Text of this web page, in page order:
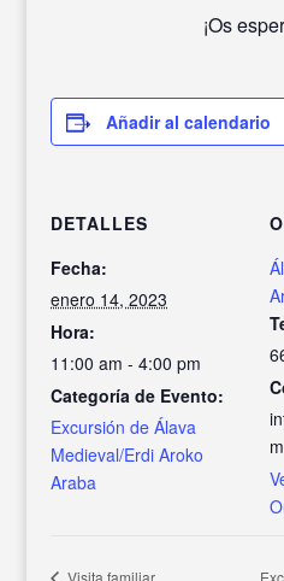
¡Os
Añadir al calendario
DETALLES
Fecha:
enero 14, 2023
Hora:
11:00 am - 4:00 pm
Categoría de Evento:
Excursión de Álava
Medieval/Erdi Aroko
Araba
m